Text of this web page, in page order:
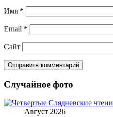
Имя *
Email *
Сайт
Случайное фото
Август 2026